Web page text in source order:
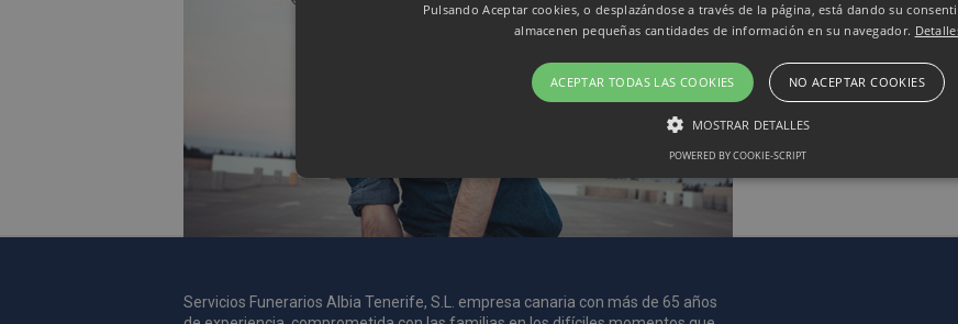
Servicios Funerarios Albia Tenerife, S.L. empresa canaria con más de 65 años
Pulsando Aceptar cookies, o desplazándose a través de la página, está dando su
almacenen pequeñas cantidades de información en su navegador.
ACEPTAR TODAS LAS COOKIES NO ACEPTAR COOKIES
MOSTRAR DETALLES
Rendimiento
Nombre Dominio Vencimiento Descripción
POWERED BY COOKIE-SCRIPT